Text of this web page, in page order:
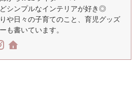
シンプルなインテリアが好き◎
や日々の子育てのこと、育児グッズ
も書いています。